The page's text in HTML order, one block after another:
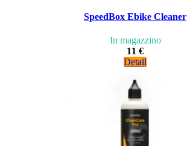
SpeedBox Ebike Cleaner
In magazzino
11 €
Detail